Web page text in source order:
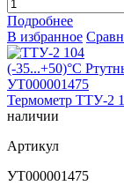
Подробнее
В избранное
Термометр ТТУ-2
наличии
Артикул
УТ000001475